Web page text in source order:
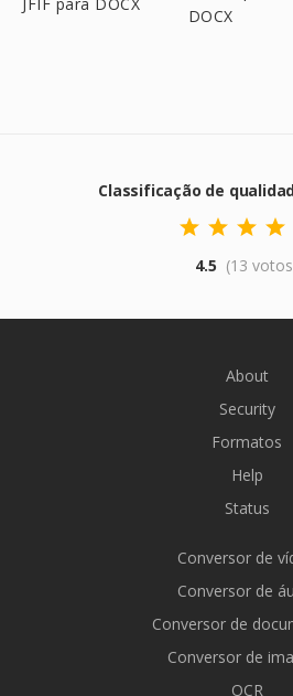
DOCX
Classificação de
4.5 (13
About
Security
Formatos
Help
Status
Conversor de
Conversor de
Conversor de
Conversor de
OCR